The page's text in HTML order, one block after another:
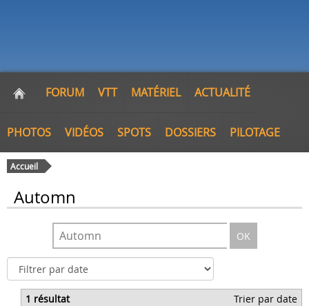
FORUM VTT MATÉRIEL ACTUALITÉ
PHOTOS VIDÉOS SPOTS DOSSIERS PILOTAGE
Accueil
Automn
OK
1 résultat Trier par date